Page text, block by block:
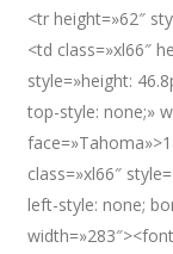
<tr height=»62″
<td class=»xl66″
style=»height:
top-style: none;»
class=»xl66″
left-style: none;
width=»283″><font